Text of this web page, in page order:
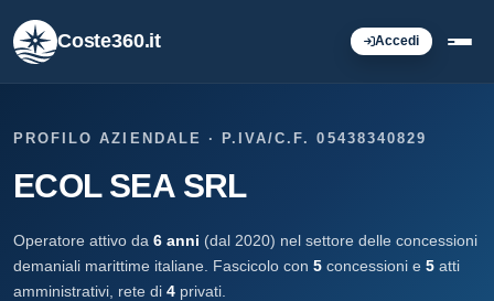
Coste360.it Accedi
PROFILO AZIENDALE · P.IVA/C.F. 05438340829
ECOL SEA SRL
Operatore attivo da 6 anni (dal 2020) nel settore delle concessioni
demaniali marittime italiane. Fascicolo con 5 concessioni e 5 atti
amministrativi, rete di 4 privati.